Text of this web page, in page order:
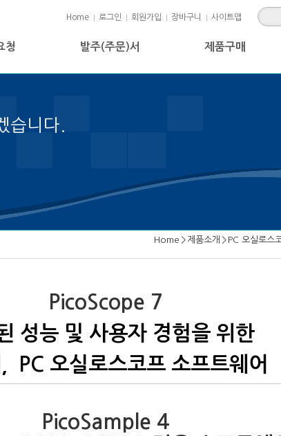
Home 로그인 회원가입 장바구니 사이트맵
청 발주(주문)서 제품구매
습니다.
Home > 제품소개 > PC 오실로스
PicoScope 7
성능 및 사용자 경험을 위한
PC 오실로스코프 소프트웨어
PicoSample 4